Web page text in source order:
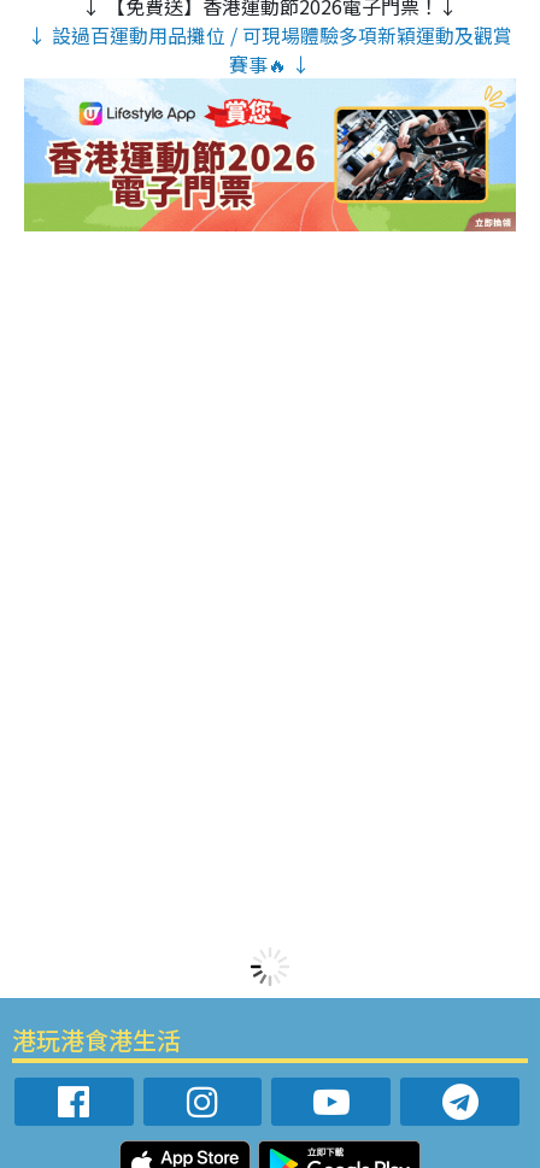
↓ 【免費送】香港運動節2026電子門票！↓
↓ 設過百運動用品攤位 / 可現場體驗多項新穎運動及觀賞
賽事🔥 ↓
港玩港食港生活